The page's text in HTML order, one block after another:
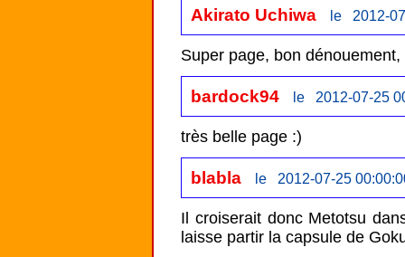
Akirato Uchiwa le 2012-
Super page, bon
bardock94 le 2012-07-25
très belle page :)
blabla le 2012-07-25
Il croiserait donc Metotsu
laisse partir la capsule de